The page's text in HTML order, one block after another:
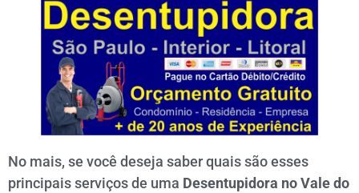
No mais, se você deseja saber quais são esses
principais serviços de uma Desentupidora no Vale do